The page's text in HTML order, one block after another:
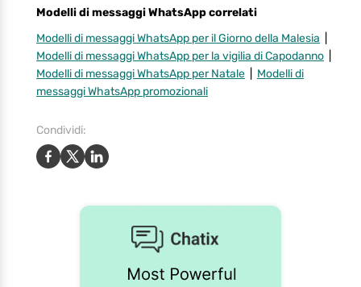
Modelli di messaggi WhatsApp correlati
Modelli di messaggi WhatsApp per il Giorno della Malesia
Modelli di messaggi WhatsApp per la vigilia di Capodanno
Modelli di messaggi WhatsApp per Natale
Modelli di
messaggi WhatsApp promozionali
Condividi: